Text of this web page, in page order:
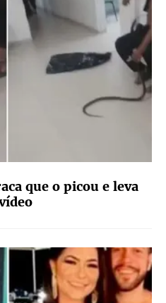
que o picou e leva